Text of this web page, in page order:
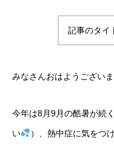
クリエイティブなメンバー
料金案内
アクセス
雨の日も傘が要らない最
記事のタイ
みなさんおはようござい
今年は8月9月の酷暑が続
い ）、熱中症に気をつ